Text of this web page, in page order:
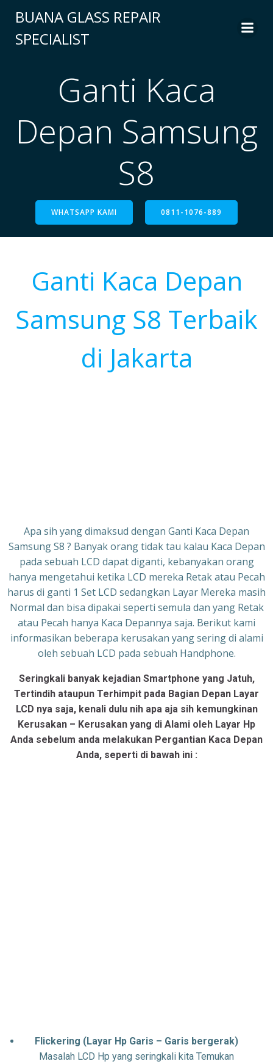
BUANA GLASS REPAIR
SPECIALIST
Ganti Kaca
Depan Samsung
S8
WHATSAPP KAMI 0811-1076-889
Ganti Kaca Depan
Samsung S8 Terbaik
di Jakarta
Apa sih yang dimaksud dengan Ganti Kaca Depan
Samsung S8 ? Banyak orang tidak tau kalau Kaca Depan
pada sebuah LCD dapat diganti, kebanyakan orang
hanya mengetahui ketika LCD mereka Retak atau Pecah
harus di ganti 1 Set LCD sedangkan Layar Mereka masih
Normal dan bisa dipakai seperti semula dan yang Retak
atau Pecah hanya Kaca Depannya saja. Berikut kami
informasikan beberapa kerusakan yang sering di alami
oleh sebuah LCD pada sebuah Handphone.
Seringkali banyak kejadian Smartphone yang Jatuh,
Tertindih ataupun Terhimpit pada Bagian Depan Layar
LCD nya saja, kenali dulu nih apa aja sih kemungkinan
Kerusakan – Kerusakan yang di Alami oleh Layar Hp
Anda sebelum anda melakukan Pergantian Kaca Depan
Anda, seperti di bawah ini :
Flickering (Layar Hp Garis – Garis bergerak)
Masalah LCD Hp yang seringkali kita Temukan